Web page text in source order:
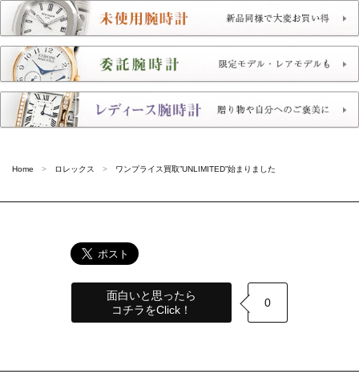
Home ロレックス ワンプライス買取”UNLIMITED”始まりました
面白いと思ったら
コチラをClick！
0